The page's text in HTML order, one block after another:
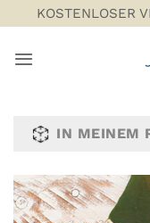
Inhalt
springen
KOSTENLOSER
IN MEINEM